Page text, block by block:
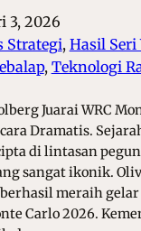
3, 2026
Strategi, Hasil Seri
, Teknologi
Juarai WRC
Dramatis.
di lintasan
sangat ikonik.
meraih
Carlo 2026.